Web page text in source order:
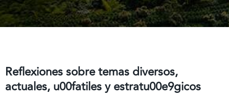
Reflexiones sobre temas diversos,
actuales, u00fatiles y estratu00e9gicos